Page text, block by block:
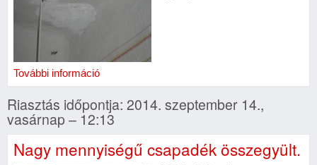
További információ
Riasztás időpontja: 2014. szeptember 14.,
vasárnap – 12:13
Nagy mennyiségű csapadék összegyült.